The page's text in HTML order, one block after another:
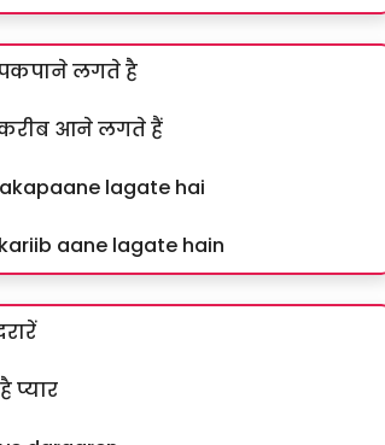
लगते है
करीब आने लगते हैं
lagate hai
aane lagate hain
प्यार